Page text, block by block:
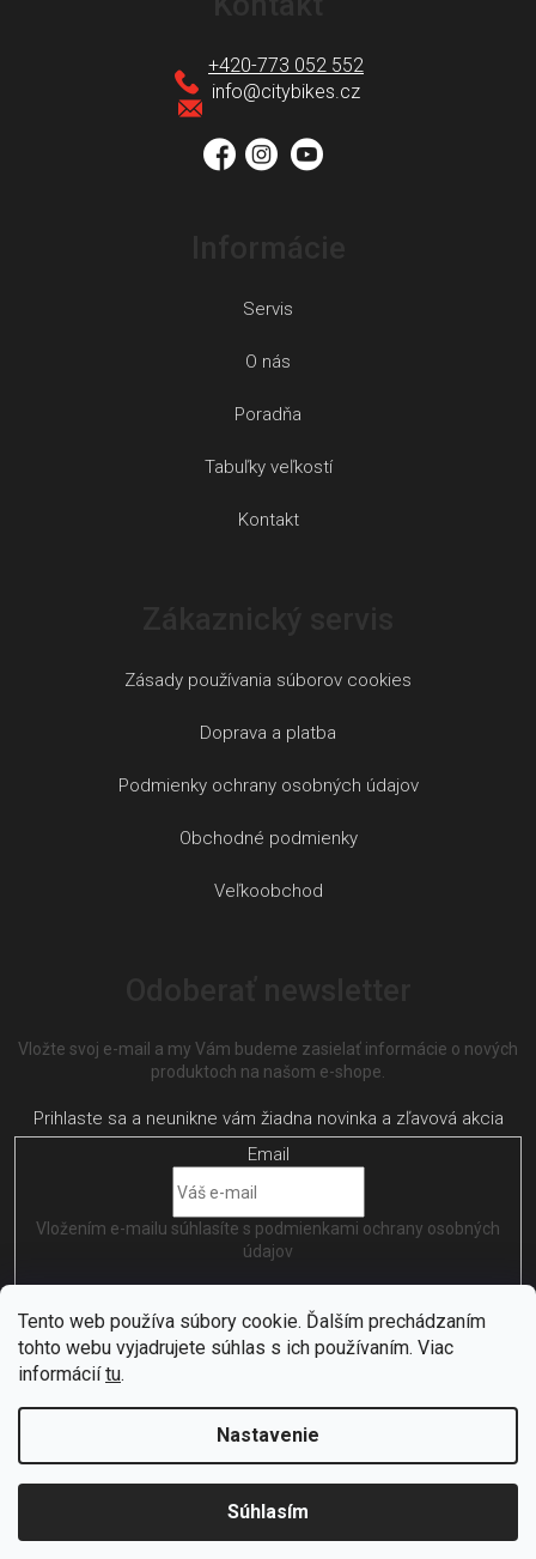
Tento web používa súbory cookie. Ďalším prechádzaním
tohto webu vyjadrujete súhlas s ich používaním. Viac
informáciítu.
Nastavenie
Súhlasím
info@citybikes.cz
+420-773 052 552
Servis
O nás
Poradňa
Tabuľky veľkostí
Kontakt
Zásady používania súborov cookies
Doprava a platba
Podmienky ochrany osobných údajov
Obchodné podmienky
Veľkoobchod
Vložte svoj e-mail a my Vám budeme zasielať informácie o nových
produktoch na našom e-shope.
Email
Vložením e-mailu súhlasíte s podmienkami ochrany osobných
údajov
PRIHLÁSIŤ SA
nastavenie cookies